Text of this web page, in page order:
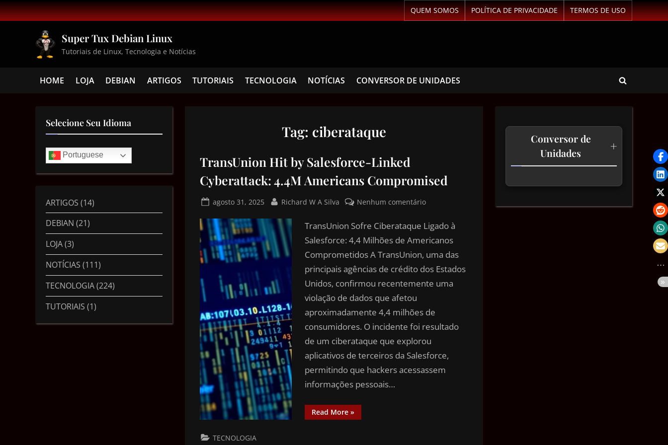
QUEM SOMOS POLÍTICA DE PRIVACIDADE TERMOS DE USO
Super Tux Debian Linux
Tutoriais de Linux, Tecnologia e Notícias
HOME LOJA DEBIAN ARTIGOS TUTORIAIS TECNOLOGIA NOTÍCIAS CONVERSOR DE UNIDADES
Tag: ciberataque
TransUnion Hit by Salesforce-Linked
Cyberattack: 4.4M Americans Compromised
agosto 31, 2025 Richard W A Silva Nenhum comentário
TransUnion Sofre Ciberataque Ligado à
Salesforce: 4,4 Milhões de Americanos
Comprometidos A TransUnion, uma das
principais agências de crédito dos Estados
Unidos, confirmou recentemente uma
violação de dados que afetou
aproximadamente 4,4 milhões de
consumidores. O incidente foi resultado
de um ciberataque que explorou
aplicativos de terceiros da Salesforce,
permitindo que hackers acessassem
informações pessoais…
Read More»
TECNOLOGIA
Selecione Seu Idioma
Portuguese
ARTIGOS (14)
DEBIAN (21)
LOJA(3)
NOTÍCIAS (111)
TECNOLOGIA(224)
TUTORIAIS (1)
Conversor de
Unidades
+
Comprimento